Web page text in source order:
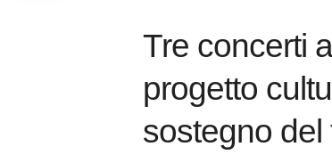
Tre concerti
progetto
sostegno del